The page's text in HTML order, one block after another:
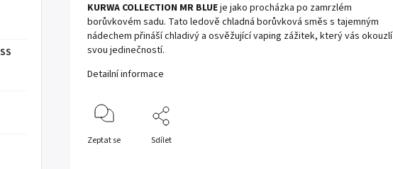
KURWA COLLECTION MR BLUEje jako procházka po zamrzlém
borůvkovém sadu. Tato ledově chladná borůvková směs s tajemným
nádechem přináší chladivý a osvěžující vaping zážitek, který vás okouzlí
svou jedinečností.
Detailní informace
Zeptat se Sdílet